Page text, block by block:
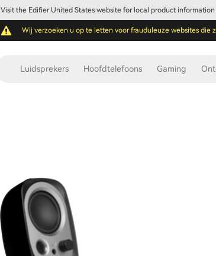
Visit the Edifier United States website for local product
Wij verzoeken u op te letten voor frauduleuze websites die
Luidsprekers Hoofdtelefoons Gaming